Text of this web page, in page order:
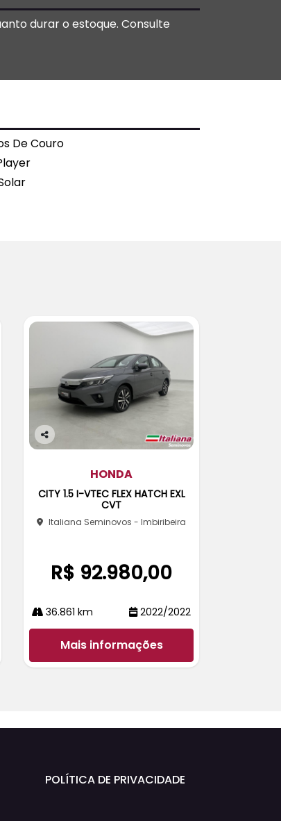
durar o estoque. Consulte
De Couro
Co
he
HONDA
CITY 1.5 I-VTEC FLEX HATCH EXL
CVT
Italiana Seminovos - Imbiribeira
R$ 92.980,00
36.861 km 2022/2022
Mais informações
POLÍTICA DE PRIVACIDADE